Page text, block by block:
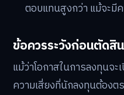
ตอบแทนสูงกว่า แม้จะมี
ข้อควรระวังก่อนตัดสิ
แม้ว่าโอกาสในการลงทุนจ
ความเสี่ยงที่นักลงทุนต้องต